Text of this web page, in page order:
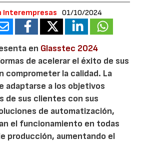
Interempresas 01/10/2024
en Glasstec 2024
de acelerar el éxito de sus
comprometer la calidad. La
adaptarse a los objetivos
de sus clientes con sus
de automatización,
el funcionamiento en todas
producción, aumentando el